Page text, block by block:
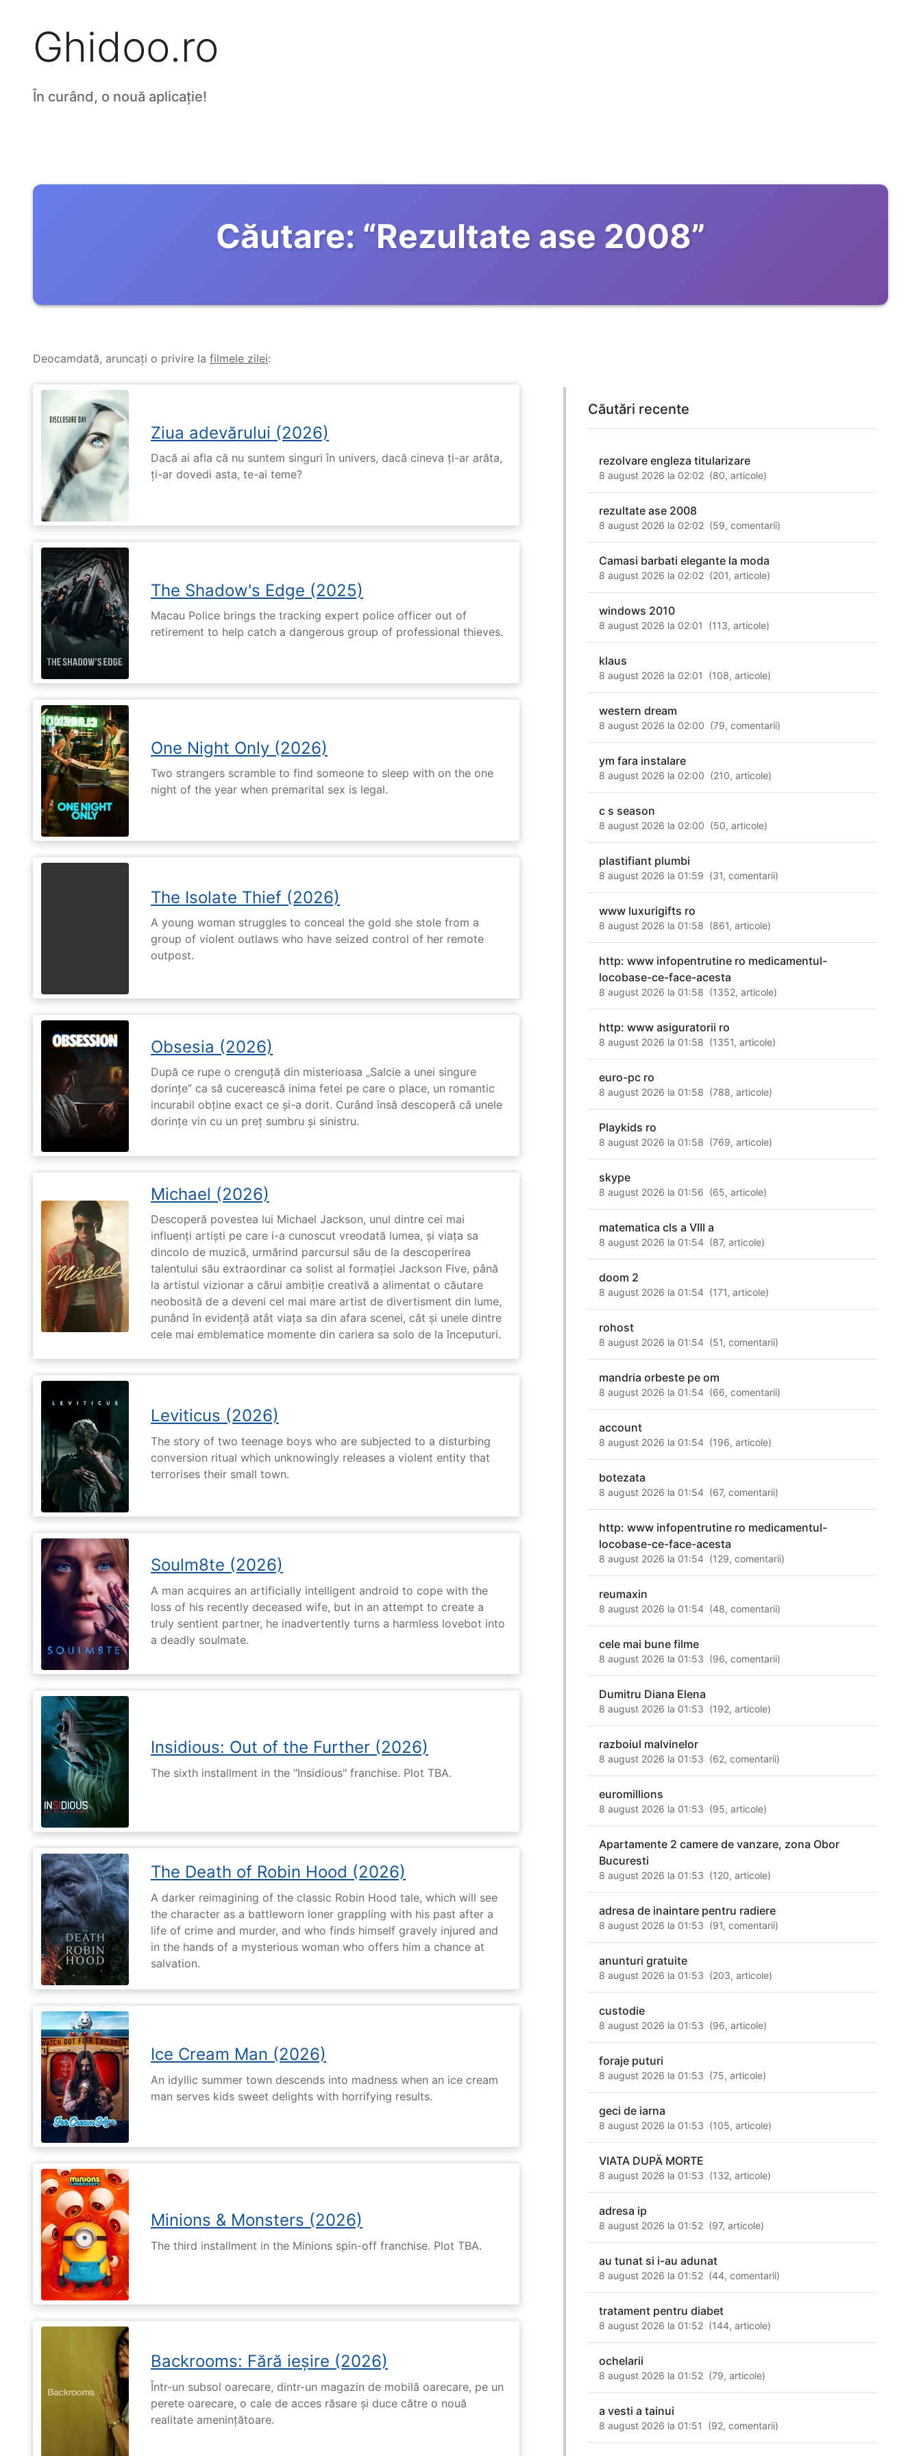
Ghidoo.ro
În curând, o nouă aplicație!
Căutare: “Rezultate ase 2008”
Deocamdată, aruncați o privire la filmele zilei:
Ziua adevărului (2026)
Dacă ai afla că nu suntem singuri în univers, dacă cineva ți-ar arăta,
ți-ar dovedi asta, te-ai teme?
The Shadow's Edge (2025)
Macau Police brings the tracking expert police officer out of
retirement to help catch a dangerous group of professional thieves.
One Night Only (2026)
Two strangers scramble to find someone to sleep with on the one
night of the year when premarital sex is legal.
The Isolate Thief (2026)
A young woman struggles to conceal the gold she stole from a
group of violent outlaws who have seized control of her remote
outpost.
Obsesia (2026)
După ce rupe o crenguță din misterioasa „Salcie a unei singure
dorințe” ca să cucerească inima fetei pe care o place, un romantic
incurabil obține exact ce și-a dorit. Curând însă descoperă că unele
dorințe vin cu un preț sumbru și sinistru.
Michael (2026)
Descoperă povestea lui Michael Jackson, unul dintre cei mai
influenți artiști pe care i-a cunoscut vreodată lumea, și viața sa
dincolo de muzică, urmărind parcursul său de la descoperirea
talentului său extraordinar ca solist al formației Jackson Five, până
la artistul vizionar a cărui ambiție creativă a alimentat o căutare
neobosită de a deveni cel mai mare artist de divertisment din lume,
punând în evidență atât viața sa din afara scenei, cât și unele dintre
cele mai emblematice momente din cariera sa solo de la începuturi.
Leviticus (2026)
The story of two teenage boys who are subjected to a disturbing
conversion ritual which unknowingly releases a violent entity that
terrorises their small town.
Soulm8te (2026)
A man acquires an artificially intelligent android to cope with the
loss of his recently deceased wife, but in an attempt to create a
truly sentient partner, he inadvertently turns a harmless lovebot into
a deadly soulmate.
Insidious: Out of the Further (2026)
The sixth installment in the "Insidious" franchise. Plot TBA.
The Death of Robin Hood (2026)
A darker reimagining of the classic Robin Hood tale, which will see
the character as a battleworn loner grappling with his past after a
life of crime and murder, and who finds himself gravely injured and
in the hands of a mysterious woman who offers him a chance at
salvation.
Ice Cream Man (2026)
An idyllic summer town descends into madness when an ice cream
man serves kids sweet delights with horrifying results.
Minions & Monsters (2026)
The third installment in the Minions spin-off franchise. Plot TBA.
Backrooms: Fără ieșire (2026)
Într-un subsol oarecare, dintr-un magazin de mobilă oarecare, pe un
perete oarecare, o cale de acces răsare și duce către o nouă
realitate amenințătoare.
Căutări recente
rezolvare engleza titularizare
8 august 2026 la 02:02 (80,articole)
rezultate ase 2008
8 august 2026 la 02:02 (59,comentarii)
Camasi barbati elegante la moda
8 august 2026 la 02:02 (201,articole)
windows 2010
8 august 2026 la 02:01 (113,articole)
klaus
8 august 2026 la 02:01 (108,articole)
western dream
8 august 2026 la 02:00 (79,comentarii)
ym fara instalare
8 august 2026 la 02:00 (210,articole)
c s season
8 august 2026 la 02:00 (50,articole)
plastifiant plumbi
8 august 2026 la 01:59 (31,comentarii)
www luxurigifts ro
8 august 2026 la 01:58 (861,articole)
http: www infopentrutine ro medicamentul-
locobase-ce-face-acesta
8 august 2026 la 01:58 (1352,articole)
http: www asiguratorii ro
8 august 2026 la 01:58 (1351,articole)
euro-pc ro
8 august 2026 la 01:58 (788,articole)
Playkids ro
8 august 2026 la 01:58 (769,articole)
skype
8 august 2026 la 01:56 (65,articole)
matematica cls a VIII a
8 august 2026 la 01:54 (87,articole)
doom 2
8 august 2026 la 01:54 (171,articole)
rohost
8 august 2026 la 01:54 (51,comentarii)
mandria orbeste pe om
8 august 2026 la 01:54 (66,comentarii)
account
8 august 2026 la 01:54 (196,articole)
botezata
8 august 2026 la 01:54 (67,comentarii)
http: www infopentrutine ro medicamentul-
locobase-ce-face-acesta
8 august 2026 la 01:54 (129,comentarii)
reumaxin
8 august 2026 la 01:54 (48,comentarii)
cele mai bune filme
8 august 2026 la 01:53 (96,comentarii)
Dumitru Diana Elena
8 august 2026 la 01:53 (192,articole)
razboiul malvinelor
8 august 2026 la 01:53 (62,comentarii)
euromillions
8 august 2026 la 01:53 (95,articole)
Apartamente 2 camere de vanzare, zona Obor
Bucuresti
8 august 2026 la 01:53 (120,articole)
adresa de inaintare pentru radiere
8 august 2026 la 01:53 (91,comentarii)
anunturi gratuite
8 august 2026 la 01:53 (203,articole)
custodie
8 august 2026 la 01:53 (96,articole)
foraje puturi
8 august 2026 la 01:53 (75,articole)
geci de iarna
8 august 2026 la 01:53 (105,articole)
VIATA DUPÄ MORTE
8 august 2026 la 01:53 (132,articole)
adresa ip
8 august 2026 la 01:52 (97,articole)
au tunat si i-au adunat
8 august 2026 la 01:52 (44,comentarii)
tratament pentru diabet
8 august 2026 la 01:52 (144,articole)
ochelarii
8 august 2026 la 01:52 (79,articole)
a vesti a tainui
8 august 2026 la 01:51 (92,comentarii)